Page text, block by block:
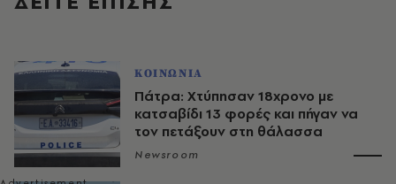
ΚΟΙΝΩΝΙΑ
Πάτρα: Χτύπησαν 18χρονο με
κατσαβίδι 13 φορές και πήγαν να
τον πετάξουν στη θάλασσα
Newsroom